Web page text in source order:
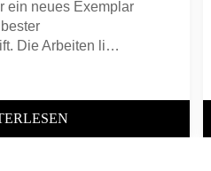
ein neues Exemplar
Die Arbeiten li…